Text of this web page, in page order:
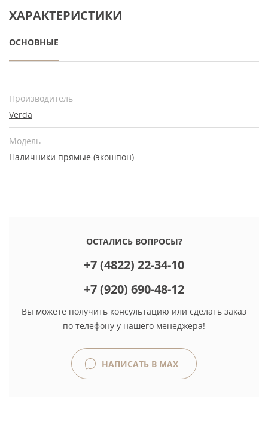
ХАРАКТЕРИСТИКИ
ОСНОВНЫЕ
Производитель
Verda
Модель
Наличники прямые (экошпон)
ОСТАЛИСЬ ВОПРОСЫ?
+7 (4822) 22-34-10
+7 (920) 690-48-12
Вы можете получить консультацию или сделать заказ
по телефону у нашего менеджера!
НАПИСАТЬ В MAX